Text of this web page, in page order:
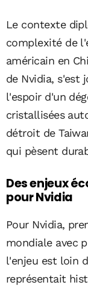
Le contexte
complexité de
américain en
de Nvidia, s'est
l'espoir d'un
cristallisées
détroit de
qui pèsent
Des enjeux
pour Nvidia
Pour Nvidia,
mondiale avec
l'enjeu est loin
représentait